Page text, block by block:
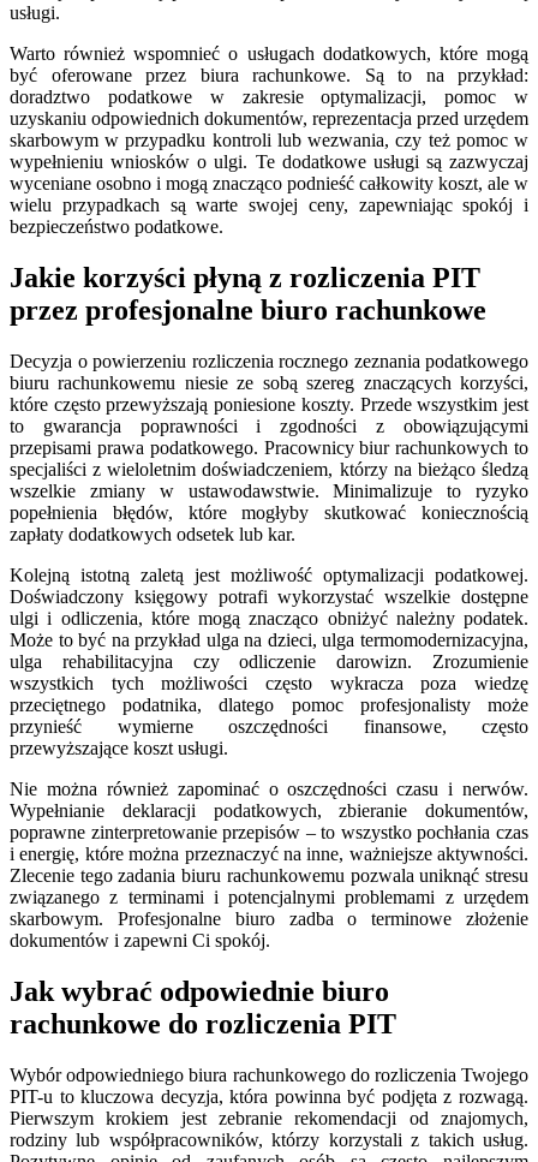
usługi.
Warto również wspomnieć o usługach dodatkowych, które mogą
być oferowane przez biura rachunkowe. Są to na przykład:
doradztwo podatkowe w zakresie optymalizacji, pomoc w
uzyskaniu odpowiednich dokumentów, reprezentacja przed urzędem
skarbowym w przypadku kontroli lub wezwania, czy też pomoc w
wypełnieniu wniosków o ulgi. Te dodatkowe usługi są zazwyczaj
wyceniane osobno i mogą znacząco podnieść całkowity koszt, ale w
wielu przypadkach są warte swojej ceny, zapewniając spokój i
bezpieczeństwo podatkowe.
Jakie korzyści płyną z rozliczenia PIT
przez profesjonalne biuro rachunkowe
Decyzja o powierzeniu rozliczenia rocznego zeznania podatkowego
biuru rachunkowemu niesie ze sobą szereg znaczących korzyści,
które często przewyższają poniesione koszty. Przede wszystkim jest
to gwarancja poprawności i zgodności z obowiązującymi
przepisami prawa podatkowego. Pracownicy biur rachunkowych to
specjaliści z wieloletnim doświadczeniem, którzy na bieżąco śledzą
wszelkie zmiany w ustawodawstwie. Minimalizuje to ryzyko
popełnienia błędów, które mogłyby skutkować koniecznością
zapłaty dodatkowych odsetek lub kar.
Kolejną istotną zaletą jest możliwość optymalizacji podatkowej.
Doświadczony księgowy potrafi wykorzystać wszelkie dostępne
ulgi i odliczenia, które mogą znacząco obniżyć należny podatek.
Może to być na przykład ulga na dzieci, ulga termomodernizacyjna,
ulga rehabilitacyjna czy odliczenie darowizn. Zrozumienie
wszystkich tych możliwości często wykracza poza wiedzę
przeciętnego podatnika, dlatego pomoc profesjonalisty może
przynieść wymierne oszczędności finansowe, często
przewyższające koszt usługi.
Nie można również zapominać o oszczędności czasu i nerwów.
Wypełnianie deklaracji podatkowych, zbieranie dokumentów,
poprawne zinterpretowanie przepisów – to wszystko pochłania czas
i energię, które można przeznaczyć na inne, ważniejsze aktywności.
Zlecenie tego zadania biuru rachunkowemu pozwala uniknąć stresu
związanego z terminami i potencjalnymi problemami z urzędem
skarbowym. Profesjonalne biuro zadba o terminowe złożenie
dokumentów i zapewni Ci spokój.
Jak wybrać odpowiednie biuro
rachunkowe do rozliczenia PIT
Wybór odpowiedniego biura rachunkowego do rozliczenia Twojego
PIT-u to kluczowa decyzja, która powinna być podjęta z rozwagą.
Pierwszym krokiem jest zebranie rekomendacji od znajomych,
rodziny lub współpracowników, którzy korzystali z takich usług.